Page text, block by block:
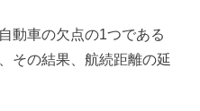
動車の欠点の1つである
その結果、航続距離の延